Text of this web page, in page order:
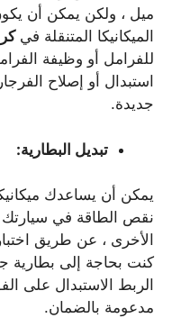
ميل ، ولكن يمكن أن
الميكانيكا المتنقلة في
للفرامل أو وظيفة
استبدال أو إصلاح
جديدة.
تبديل البطارية:
يمكن أن يساعدك
نقص الطاقة في سيارتك
الأخرى ، عن طريق اختبار
كنت بحاجة إلى بطارية
الربط الاستبدال على
مدعومة بالضمان.